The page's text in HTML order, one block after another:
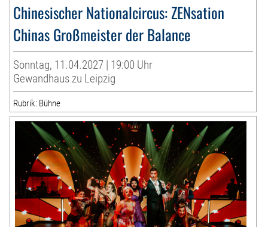
Chinesischer Nationalcircus: ZENsation
Chinas Großmeister der Balance
Sonntag, 11.04.2027 | 19:00 Uhr
Gewandhaus zu Leipzig
Rubrik: Bühne